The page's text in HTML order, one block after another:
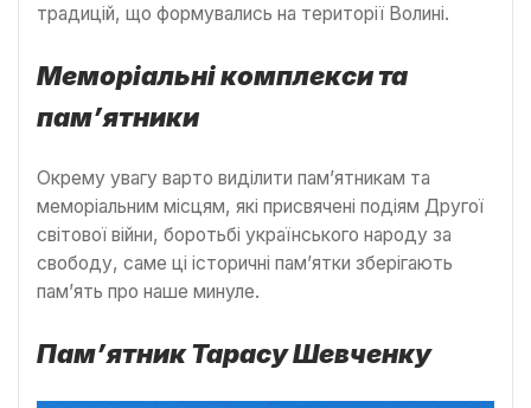
традицій, що формувались на території Волині.
Меморіальні комплекси та
пам’ятники
Окрему увагу варто виділити пам’ятникам та
меморіальним місцям, які присвячені подіям Другої
світової війни, боротьбі українського народу за
свободу, саме ці історичні пам’ятки зберігають
пам’ять про наше минуле.
Пам’ятник Тарасу Шевченку